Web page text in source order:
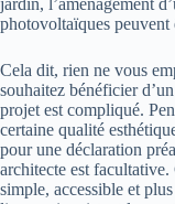
jardin, l’aménagement
photovoltaïques peuvent
Cela dit, rien ne vous
souhaitez bénéficier
projet est compliqué.
certaine qualité
pour une déclaration
architecte est
simple, accessible et